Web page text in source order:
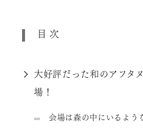
目次
大好評だった和のアフタ
場！
会場は森の中にいるよう